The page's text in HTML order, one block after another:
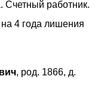
Счетный работник.
4 года лишения
, род. 1866, д.